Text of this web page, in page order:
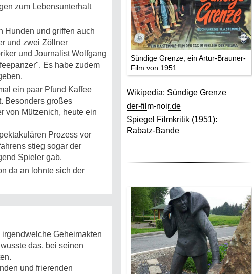
zum Lebensunterhalt
Hunden und griffen auch
und zwei Zöllner
und Journalist Wolfgang
Es habe zudem
ein paar Pfund Kaffee
Besonders großes
von Mützenich, heute ein
Prozess vor
stieg sogar der
Spieler gab.
da an lohnte sich der
Geheimakten
das, bei seinen
und frierenden
Sündige Grenze, ein Artur-Brauner-
Film von 1951
Wikipedia: Sündige Grenze
der-film-noir.de
Spiegel Filmkritik (1951):
Rabatz-Bande